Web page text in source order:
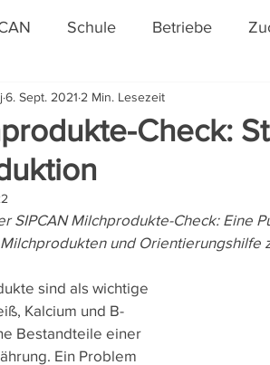
Schule Betriebe
Adipositas
Gesundheitsvorsorge
Heute Schon? Wussten
Check:
6. Sept. 2021 2 Min. Lesezeit
SIPCAN Milchprodukte-Check: Eine
und Orientierungshilfe
sind als wichtige
Kalcium und B-
Bestandteile einer
Ein Problem